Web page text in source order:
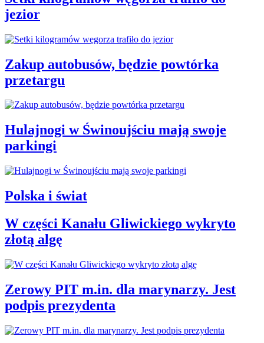
jezior
Zakup autobusów, będzie powtórka
przetargu
Hulajnogi w Świnoujściu mają swoje
parkingi
Polska i świat
W części Kanału Gliwickiego wykryto
złotą algę
Zerowy PIT m.in. dla marynarzy. Jest
podpis prezydenta